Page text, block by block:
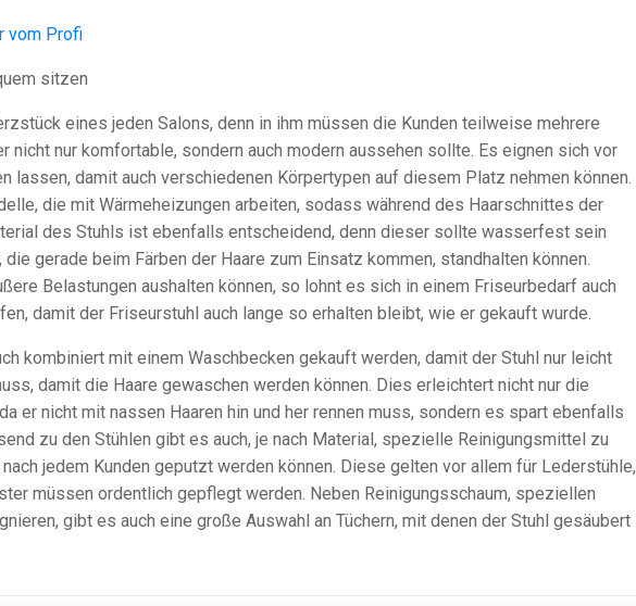
sitzen
eines jeden Salons, denn in ihm müssen die Kunden teilweise mehrere
nicht nur komfortable, sondern auch modern aussehen sollte. Es eignen sich vor
lassen, damit auch verschiedenen Körpertypen auf diesem Platz nehmen können.
die mit Wärmeheizungen arbeiten, sodass während des Haarschnittes der
des Stuhls ist ebenfalls entscheidend, denn dieser sollte wasserfest sein
die gerade beim Färben der Haare zum Einsatz kommen, standhalten können.
Belastungen aushalten können, so lohnt es sich in einem Friseurbedarf auch
damit der Friseurstuhl auch lange so erhalten bleibt, wie er gekauft wurde.
kombiniert mit einem Waschbecken gekauft werden, damit der Stuhl nur leicht
damit die Haare gewaschen werden können. Dies erleichtert nicht nur die
er nicht mit nassen Haaren hin und her rennen muss, sondern es spart ebenfalls
zu den Stühlen gibt es auch, je nach Material, spezielle Reinigungsmittel zu
jedem Kunden geputzt werden können. Diese gelten vor allem für Lederstühle,
müssen ordentlich gepflegt werden. Neben Reinigungsschaum, speziellen
gibt es auch eine große Auswahl an Tüchern, mit denen der Stuhl gesäubert